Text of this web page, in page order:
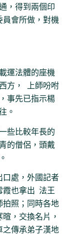
，得到兩個印
會所做，對機
運法體的座機
方， 上師吩咐
事先已指示楊
。
些比較年長的
的僧侶，頭戴
處，外國記者
霞也拿出 法王
照；同時各地
，交換名片，
傳承弟子漢地